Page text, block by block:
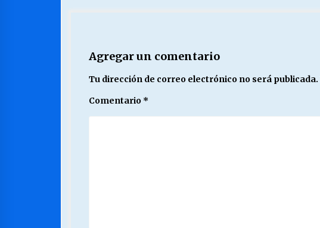
Agregar un comentario
Tu dirección de correo electrónico no será publicada.
Comentario *